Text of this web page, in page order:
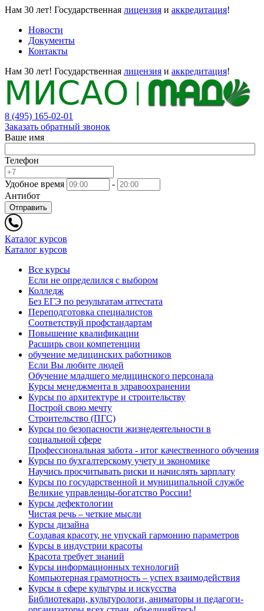
Нам 30 лет! Государственная лицензия и аккредитация!
Новости
Документы
Контакты
Нам 30 лет! Государственная лицензия и аккредитация!
8 (495) 165-02-01
Заказать обратный звонок
Ваше имя
Телефон
Удобное время
-
Антибот
Отправить
Каталог курсов
Каталог курсов
Все курсы
Если не определился с выбором
Колледж
Без ЕГЭ по результатам аттестата
Переподготовка специалистов
Соответствуй профстандартам
Повышение квалификации
Расширь свои компетенции
обучение медицинских работников
Если Вы любите людей
Обучение младшего медицинского персонала
Курсы менеджмента в здравоохранении
Курсы по архитектуре и строительству
Построй свою мечту
Строительство (ПГС)
Курсы по безопасности жизнедеятельности в
социальной сфере
Профессиональная забота - итог качественного обучения
Курсы по бухгалтерскому учету и экономике
Научись просчитывать риски и начислять зарплату
Курсы по государственной и муниципальной службе
Великие управленцы-богатство России!
Курсы дефектологии
Чистая речь – четкие мысли
Курсы дизайна
Создавая красоту, не упускай гармонию параметров
Курсы в индустрии красоты
Красота требует знаний
Курсы информационных технологий
Компьютерная грамотность – успех взаимодействия
Курсы в сфере культуры и искусства
Библиотекари, культурологи, аниматоры и педагоги-